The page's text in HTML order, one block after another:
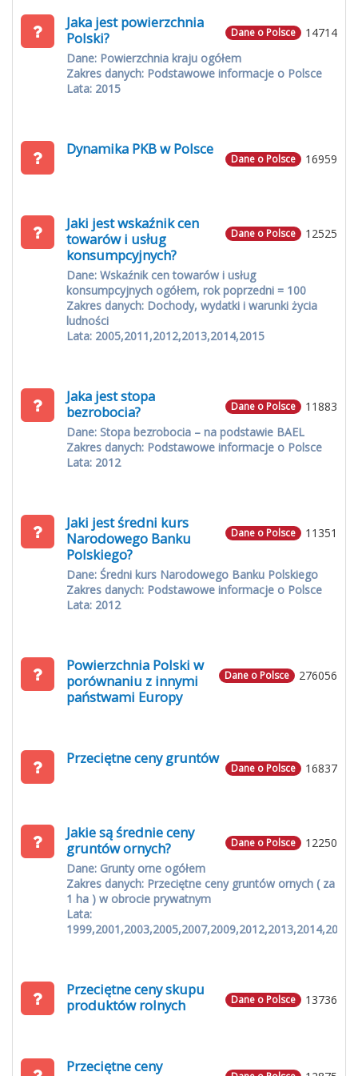
14714
Dane o Polsce
Jaka jest powierzchnia
Polski?
Dane: Powierzchnia kraju ogółem
Zakres danych: Podstawowe informacje o Polsce
Lata: 2015
16959
Dane o Polsce
Dynamika PKB w Polsce
12525
Dane o Polsce
Jaki jest wskaźnik cen
towarów i usług
konsumpcyjnych?
Dane: Wskaźnik cen towarów i usług
konsumpcyjnych ogółem, rok poprzedni = 100
Zakres danych: Dochody, wydatki i warunki życia
ludności
Lata: 2005,2011,2012,2013,2014,2015
11883
Dane o Polsce
Jaka jest stopa
bezrobocia?
Dane: Stopa bezrobocia – na podstawie BAEL
Zakres danych: Podstawowe informacje o Polsce
Lata: 2012
11351
Dane o Polsce
Jaki jest średni kurs
Narodowego Banku
Polskiego?
Dane: Średni kurs Narodowego Banku Polskiego
Zakres danych: Podstawowe informacje o Polsce
Lata: 2012
276056
Dane o Polsce
Powierzchnia Polski w
porównaniu z innymi
państwami Europy
16837
Dane o Polsce
Przeciętne ceny gruntów
12250
Dane o Polsce
Jakie są średnie ceny
gruntów ornych?
Dane: Grunty orne ogółem
Zakres danych: Przeciętne ceny gruntów ornych ( za
1 ha ) w obrocie prywatnym
Lata:
1999,2001,2003,2005,2007,2009,2012,2013,2014,2015
13736
Dane o Polsce
Przeciętne ceny skupu
produktów rolnych
Przeciętne ceny